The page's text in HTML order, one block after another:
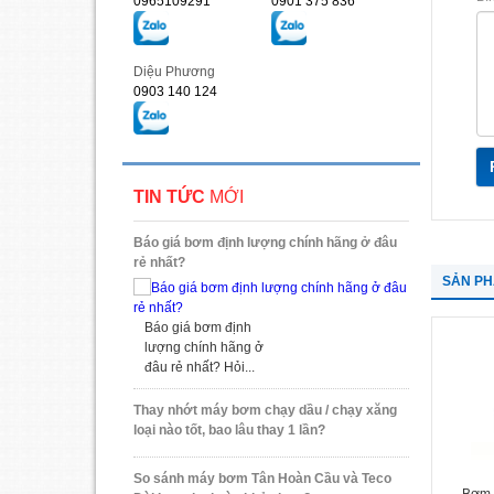
Diệu Phương
0903 140 124
TIN TỨC MỚI
Báo giá bơm định lượng chính hãng ở đâu
rẻ nhất?
Báo giá bơm định
lượng chính hãng ở
đâu rẻ nhất? Hỏi...
Thay nhớt máy bơm chạy dầu / chạy xăng
loại nào tốt, bao lâu thay 1 lần?
So sánh máy bơm Tân Hoàn Cầu và Teco
SẢN